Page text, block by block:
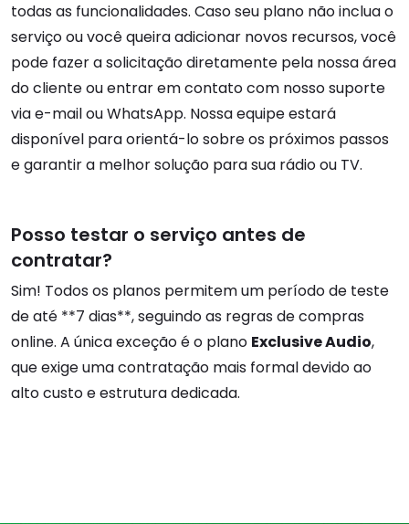
todas as funcionalidades. Caso seu plano não inclua o
serviço ou você queira adicionar novos recursos, você
pode fazer a solicitação diretamente pela nossa área
do cliente ou entrar em contato com nosso suporte
via e-mail ou WhatsApp. Nossa equipe estará
disponível para orientá-lo sobre os próximos passos
e garantir a melhor solução para sua rádio ou TV.
Posso testar o serviço antes de
contratar?
Sim! Todos os planos permitem um período de teste
de até **7 dias**, seguindo as regras de compras
online. A única exceção é o plano Exclusive Audio,
que exige uma contratação mais formal devido ao
alto custo e estrutura dedicada.